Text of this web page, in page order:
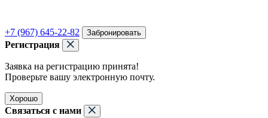
+7 (967) 645-22-82 Забронировать
Регистрация
Заявка на регистрацию принята!
Проверьте вашу электронную почту.
Хорошо
Связаться с нами